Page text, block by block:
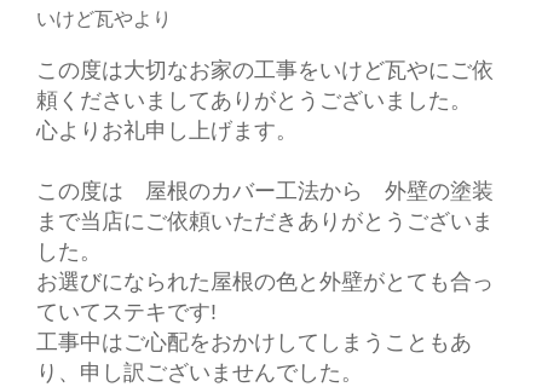
いけど瓦やより
この度は大切なお家の工事をいけど瓦やにご依
頼くださいましてありがとうございました。
心よりお礼申し上げます。
この度は 屋根のカバー工法から 外壁の塗装
まで当店にご依頼いただきありがとうございま
した。
お選びになられた屋根の色と外壁がとても合っ
ていてステキです!
工事中はご心配をおかけしてしまうこともあ
り、申し訳ございませんでした。